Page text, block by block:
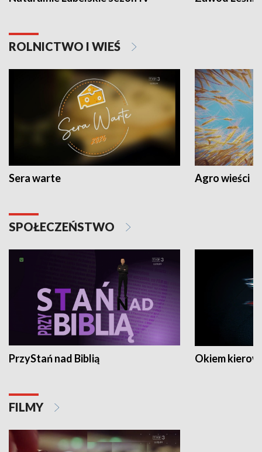
ROLNICTWO I WIEŚ
Sera warte Agro wieści
SPOŁECZEŃSTWO
PrzyStań nad Biblią Okiem
FILMY